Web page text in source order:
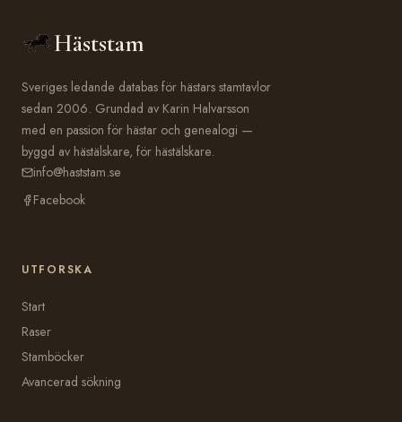
Häststam
Sveriges ledande databas för hästars stamtavlor
sedan 2006. Grundad av Karin Halvarsson
med en passion för hästar och genealogi —
byggd av hästälskare, för hästälskare.
info@haststam.se
Facebook
UTFORSKA
Start
Raser
Stamböcker
Avancerad sökning